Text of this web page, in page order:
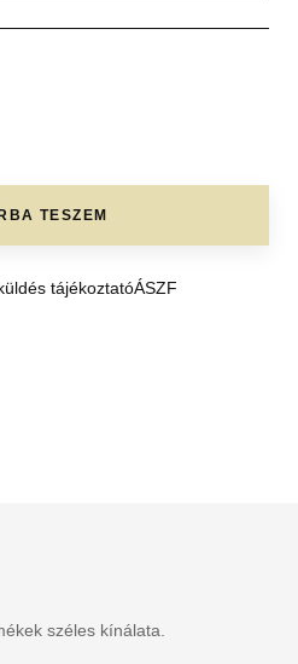
TESZEM
tájékoztatóÁSZF
széles kínálata.